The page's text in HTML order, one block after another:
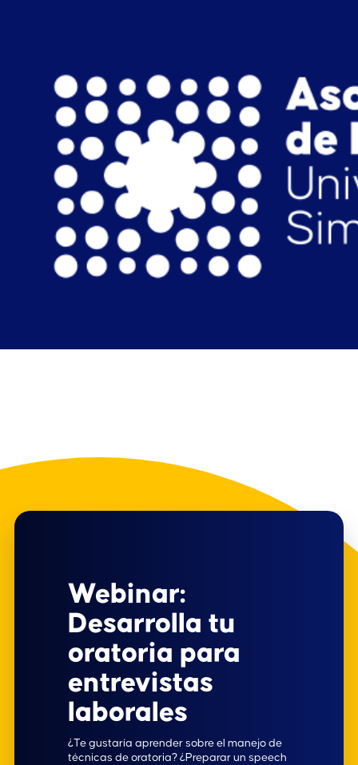
Webinar:
Desarrolla tu
oratoria para
entrevistas
laborales
¿Te gustaría aprender sobre el manejo de
técnicas de oratoria? ¿Preparar un speech